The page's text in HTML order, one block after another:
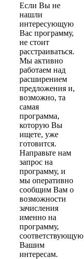
Если Вы не
нашли
интересующую
Вас программу,
не стоит
расстраиваться.
Мы активно
работаем над
расширением
предложения и,
возможно, та
самая
программа,
которую Вы
ищете, уже
готовится.
Направьте нам
запрос на
программу, и
мы оперативно
сообщим Вам о
возможности
зачисления
именно на
программу,
соответствующую
Вашим
интересам.